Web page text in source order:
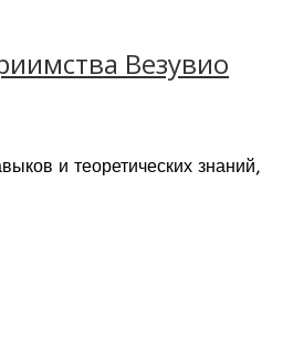
Везувио
и теоретических знаний,
образовательного